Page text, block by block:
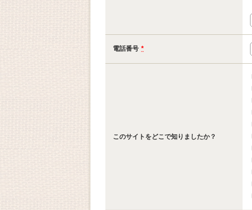
電話番号 *
このサイトをどこで知りましたか？